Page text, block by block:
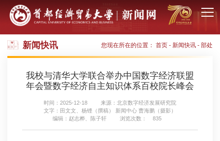
新闻快讯 您现在所在的位置： 首页 - 新闻快讯 - 部处
我校与清华大学联合举办中国数字经济联盟
年会暨数字经济自主知识体系百校院长峰会
时间：2025-12-18
来源：北京数字经济发展研究院
文字：田文文、杨铿（撰稿） 新闻中心 曹海鹏（摄影）
编辑：赵志桦、陈子轩
浏览次数： 835